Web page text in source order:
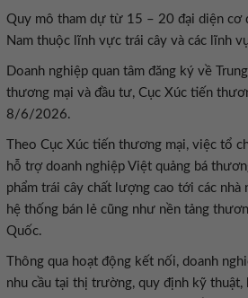
Quy mô tham dự từ 15 – 20 đại diện cơ
Nam thuộc lĩnh vực trái cây và các lĩnh
Doanh nghiệp quan tâm đăng ký về
thương mại và đầu tư, Cục Xúc tiến
8/6/2026.
Theo Cục Xúc tiến thương mại, việc tổ
hỗ trợ doanh nghiệp Việt quảng bá
phẩm trái cây chất lượng cao tới các nhà
hệ thống bán lẻ cũng như nền tảng
Quốc.
Thông qua hoạt động kết nối, doanh
nhu cầu tại thị trường, quy định kỹ thuật,